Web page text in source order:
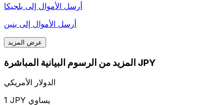
أرسل الأموال إلى بلجيكا
أرسل الأموال إلى بنين
عرض المزيد
المزيد من الرسوم البيانية المباشرة JPY
الدولار الأمريكي
1 JPY يساوي